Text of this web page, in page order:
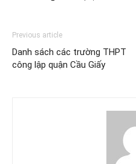
Previous article
Danh sách các trường THPT
công lập quận Cầu Giấy